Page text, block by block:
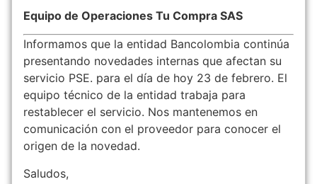
Equipo de Operaciones Tu Compra SAS
Informamos que la entidad Bancolombia continúa
presentando novedades internas que afectan su
servicio PSE. para el día de hoy 23 de febrero. El
equipo técnico de la entidad trabaja para
restablecer el servicio. Nos mantenemos en
comunicación con el proveedor para conocer el
origen de la novedad.
Saludos,